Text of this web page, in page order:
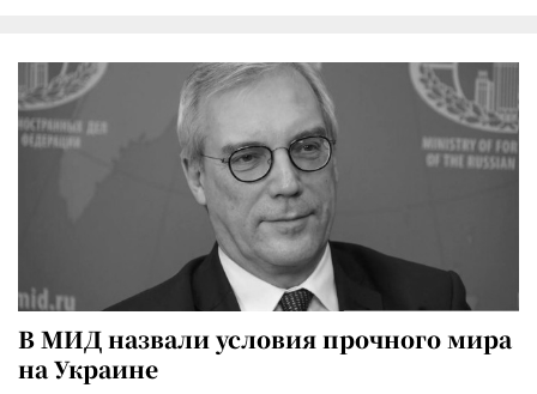
В МИД назвали условия прочного мира
на Украине